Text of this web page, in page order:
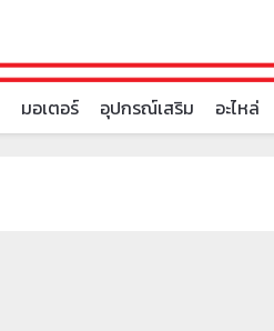
มอเตอร์ อุปกรณ์เสริม อะไหล่